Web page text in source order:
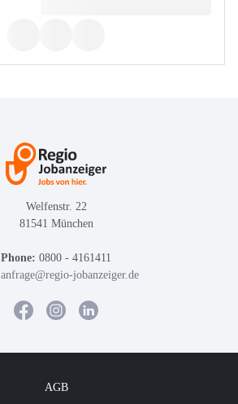
Welfenstr. 22
81541 München
Phone: 0800 - 4161411
anfrage@regio-jobanzeiger.de
AGB